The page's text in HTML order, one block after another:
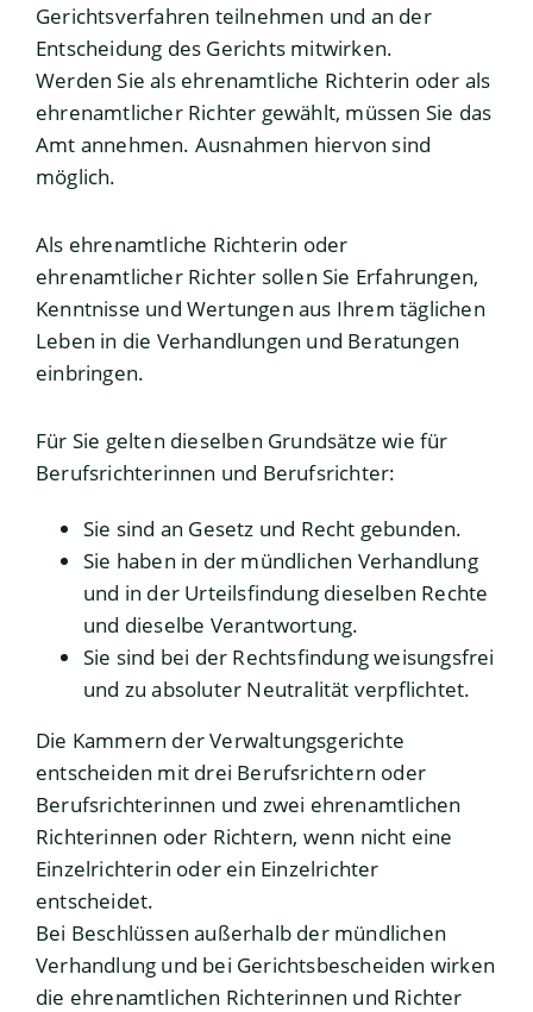
Gerichtsverfahren teilnehmen und an der
Entscheidung des Gerichts mitwirken.
Werden Sie als ehrenamtliche Richterin oder als
ehrenamtlicher Richter gewählt, müssen Sie das
Amt annehmen. Ausnahmen hiervon sind
möglich.
Als ehrenamtliche Richterin oder
ehrenamtlicher Richter sollen Sie Erfahrungen,
Kenntnisse und Wertungen aus Ihrem täglichen
Leben in die Verhandlungen und Beratungen
einbringen.
Für Sie gelten dieselben Grundsätze wie für
Berufsrichterinnen und Berufsrichter:
Sie sind an Gesetz und Recht gebunden.
Sie haben in der mündlichen Verhandlung
und in der Urteilsfindung dieselben Rechte
und dieselbe Verantwortung.
Sie sind bei der Rechtsfindung weisungsfrei
und zu absoluter Neutralität verpflichtet.
Die Kammern der Verwaltungsgerichte
entscheiden mit drei Berufsrichtern oder
Berufsrichterinnen und zwei ehrenamtlichen
Richterinnen oder Richtern, wenn nicht eine
Einzelrichterin oder ein Einzelrichter
entscheidet.
Bei Beschlüssen außerhalb der mündlichen
Verhandlung und bei Gerichtsbescheiden wirken
die ehrenamtlichen Richterinnen und Richter